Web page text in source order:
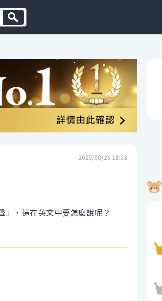
2025/08/26 18:03
，這在英文中要怎麼說呢？